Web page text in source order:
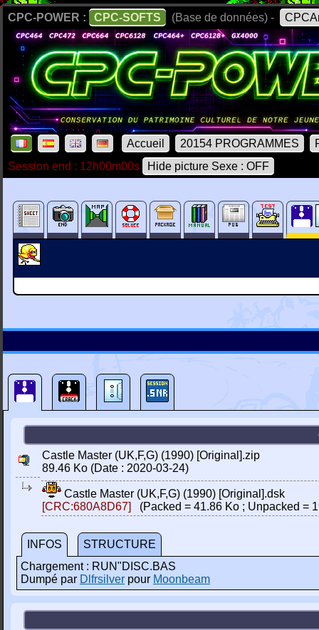
CPC-POWER : CPC-SOFTS (Base de données) -
Accueil 20154 PROGRAMMES
Session end : 12h00m00s
Hide picture Sexe : OFF
Castle Master (UK,F,G) (1990) [Original].zip
89.46 Ko (Date : 2020-03-24)
Castle Master (UK,F,G) (1990) [Original].dsk
[CRC:680A8D67]
(Packed = 41.86 Ko ; Unpacked =
INFOS
STRUCTURE
Chargement : RUN"DISC.BAS
Dumpé par Dlfrsilver pour Moonbeam